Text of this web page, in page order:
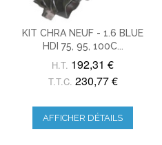
KIT CHRA NEUF - 1.6 BLUE
HDI 75, 95, 100C...
H.T. 192,31 €
T.T.C. 230,77 €
AFFICHER DÉTAILS